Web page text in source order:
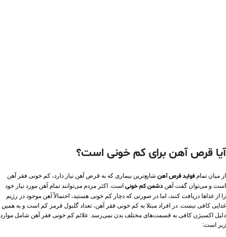
آیا قرص آهن برای کم خونی است؟
از میان تمام فواید قرص آهن شایع‌ترین بیماری که به قرص آهن نیاز دارد، کم خونی فقر آهن
است و می‌توان گفت آهن دشمن کم خونی است. اکثر مردم می‌توانند تمام آهن مورد نیاز خود
را از غذاها دریافت کنند، اما در صورتی که دچار کم خونی هستید، احتمالاً آهن موجود در رژیم
غذایی کافی نیست. در افراد مبتلا به کم خونی فقر آهن، تعداد گلبول قرمز کم است و به همین
دلیل اکسیژن کافی به قسمت‌های مختلف بدن نمی‌رسد. علائم کم خونی فقر آهن شامل موارد
زیر است: